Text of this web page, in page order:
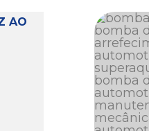
AO